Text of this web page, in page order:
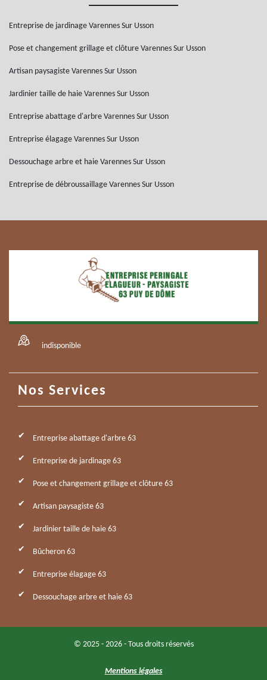
Entreprise de jardinage Varennes Sur Usson
Pose et changement grillage et clôture Varennes Sur Usson
Artisan paysagiste Varennes Sur Usson
Jardinier taille de haie Varennes Sur Usson
Entreprise abattage d'arbre Varennes Sur Usson
Entreprise élagage Varennes Sur Usson
Dessouchage arbre et haie Varennes Sur Usson
Entreprise de débroussaillage Varennes Sur Usson
indisponible
Nos Services
Entreprise abattage d'arbre 63
Entreprise de jardinage 63
Pose et changement grillage et clôture 63
Artisan paysagiste 63
Jardinier taille de haie 63
Bûcheron 63
Entreprise élagage 63
Dessouchage arbre et haie 63
© 2025 - 2026 - Tous droits réservés
Mentions légales